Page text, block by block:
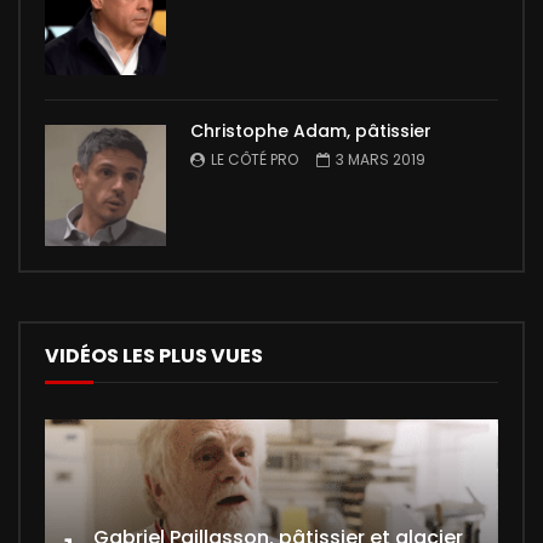
Christophe Adam, pâtissier
LE CÔTÉ PRO 3 MARS 2019
VIDÉOS LES PLUS VUES
Gabriel Paillasson, pâtissier et glacier